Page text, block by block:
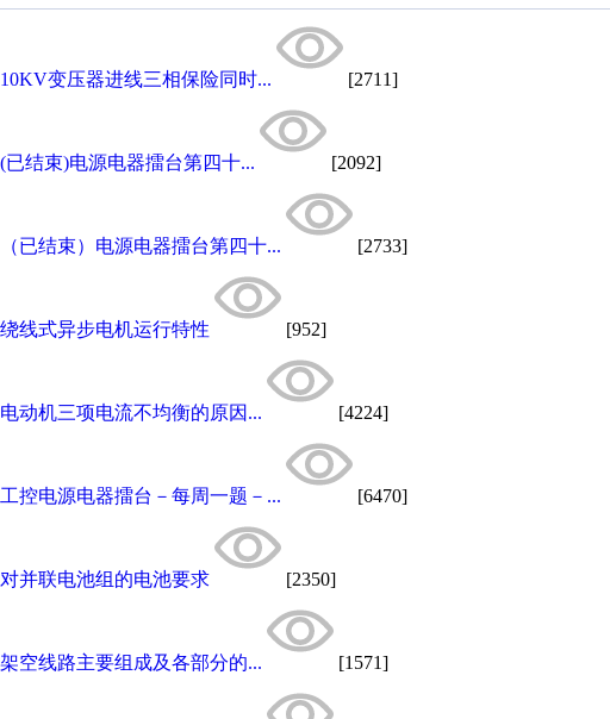
10KV变压器进线三相保险同时... [2711]
(已结束)电源电器擂台第四十... [2092]
（已结束）电源电器擂台第四十... [2733]
绕线式异步电机运行特性 [952]
电动机三项电流不均衡的原因... [4224]
工控电源电器擂台－每周一题－... [6470]
对并联电池组的电池要求 [2350]
架空线路主要组成及各部分的... [1571]